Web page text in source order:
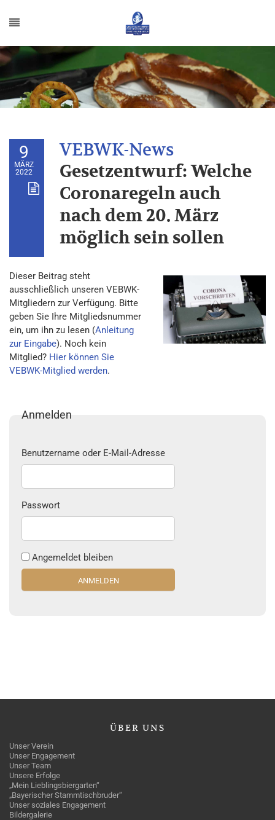
9
MÄRZ
2022
Gesetzentwurf: Welche
Coronaregeln auch
nach dem 20. März
möglich sein sollen
Dieser Beitrag steht
ausschließlich unseren VEBWK-
Mitgliedern zur Verfügung. Bitte
geben Sie Ihre Mitgliedsnummer
ein, um ihn zu lesen (Anleitung
zur Eingabe). Noch kein
Mitglied? Hier können Sie
VEBWK-Mitglied werden.
Anmelden
Benutzername oder E-Mail-Adresse
Passwort
Angemeldet bleiben
ÜBER UNS
Unser Verein
Unser Engagement
Unser Team
Unsere Erfolge
„Mein Lieblingsbiergarten“
„Bayerischer Stammtischbruder“
Unser soziales Engagement
Bildergalerie